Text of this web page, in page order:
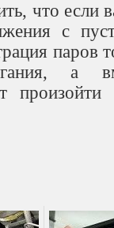
что если
с
паров